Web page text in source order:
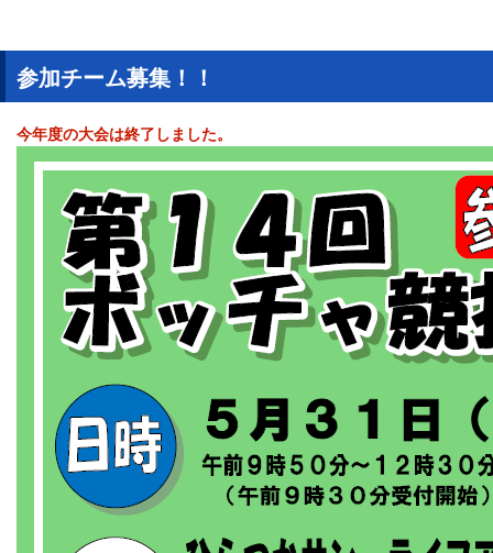
参加チーム募集！！
今年度の大会は終了しました。